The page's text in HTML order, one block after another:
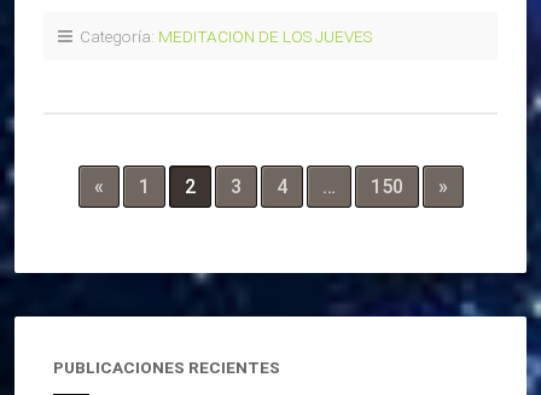
Categoría: MEDITACION DE LOS JUEVES
« 1 2 3 4 … 150 »
PUBLICACIONES RECIENTES